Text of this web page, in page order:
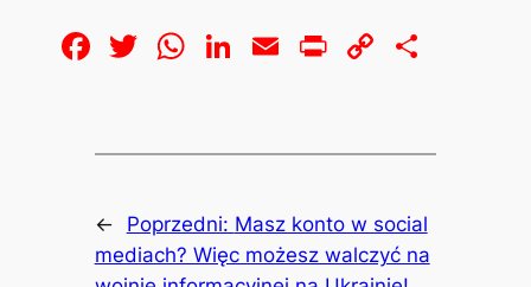
Facebook
Twitter
WhatsApp
LinkedIn
EmailPrintCopy
← Poprzedni: Masz konto w social
mediach? Więc możesz walczyć na